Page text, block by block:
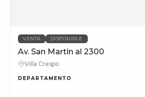
VENTA DISPONIBLE
Av. San Martin al 2300
Villa Crespo
DEPARTAMENTO